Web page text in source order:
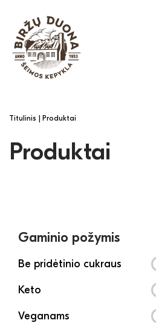
Titulinis | Produktai
Produktai
Gaminio požymis
Be pridėtinio cukraus
Keto
Veganams